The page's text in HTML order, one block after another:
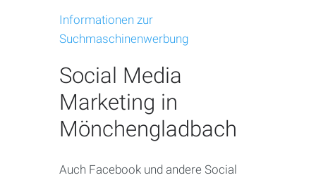
Informationen zur
Suchmaschinenwerbung
Social Media
Marketing in
Mönchengladbach
Auch Facebook und andere Social